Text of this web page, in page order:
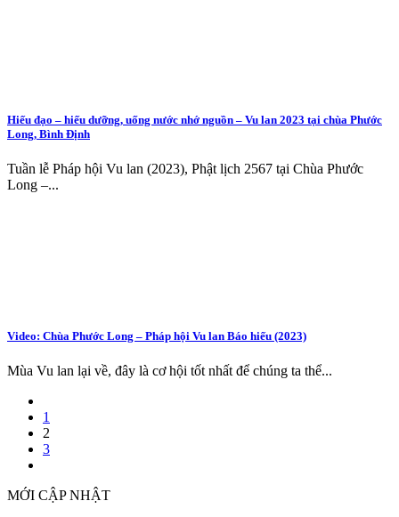
Hiếu đạo – hiếu dưỡng, uống nước nhớ nguồn – Vu lan 2023 tại chùa Phước
Long, Bình Định
Tuần lễ Pháp hội Vu lan (2023), Phật lịch 2567 tại Chùa Phước
Long –...
Video: Chùa Phước Long – Pháp hội Vu lan Báo hiếu (2023)
Mùa Vu lan lại về, đây là cơ hội tốt nhất để chúng ta thể...
1
2
3
MỚI CẬP NHẬT